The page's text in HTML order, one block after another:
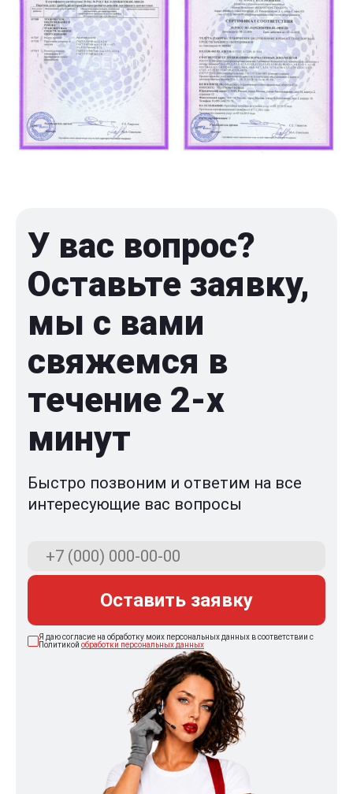
У вас вопрос?
Оставьте заявку,
мы с вами
свяжемся в
течение 2-x
минут
Быстро позвоним и ответим на все
интересующие вас вопросы
Оставить заявку
Я даю согласие на обработку моих персональных данных в соответствии с
Политикой обработки персональных данных